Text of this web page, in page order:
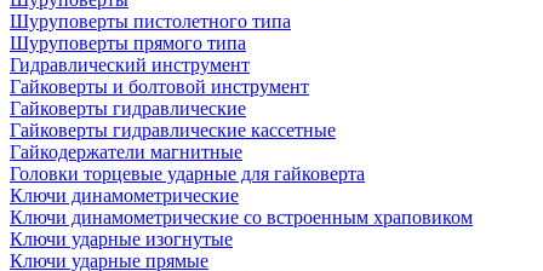
Шуруповерты пистолетного типа
Шуруповерты прямого типа
Гидравлический инструмент
Гайковерты и болтовой инструмент
Гайковерты гидравлические
Гайковерты гидравлические кассетные
Гайкодержатели магнитные
Головки торцевые ударные для гайковерта
Ключи динамометрические
Ключи динамометрические со встроенным храповиком
Ключи ударные изогнутые
Ключи ударные прямые